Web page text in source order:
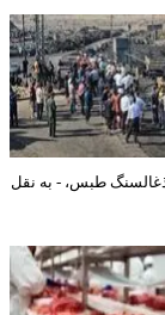
طبس، - به نقل